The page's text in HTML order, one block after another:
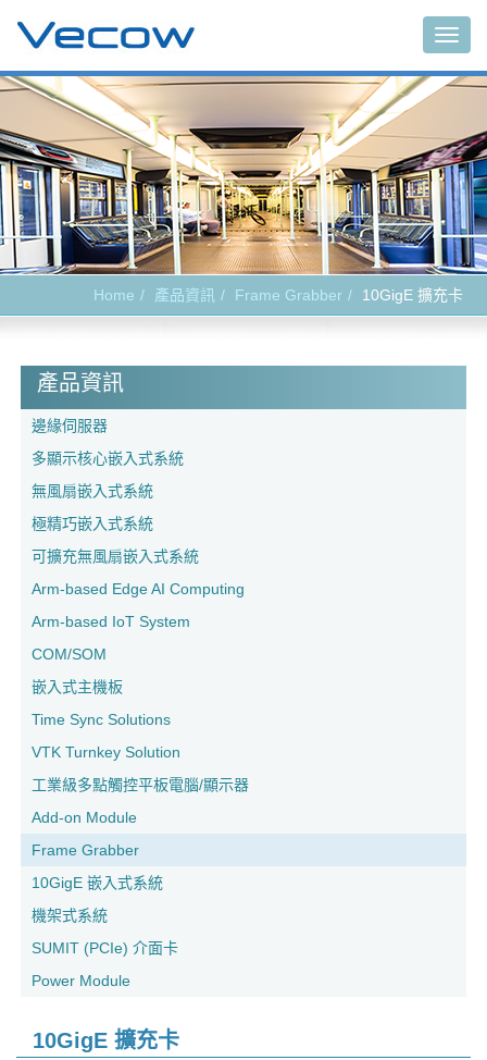
Home 產品資訊 Frame Grabber 10GigE 擴充卡
產品資訊
邊緣伺服器
多顯示核心嵌入式系統
無風扇嵌入式系統
極精巧嵌入式系統
可擴充無風扇嵌入式系統
Arm-based Edge AI Computing
Arm-based IoT System
COM/SOM
嵌入式主機板
Time Sync Solutions
VTK Turnkey Solution
工業級多點觸控平板電腦/顯示器
Add-on Module
Frame Grabber
10GigE 嵌入式系統
機架式系統
SUMIT (PCIe) 介面卡
Power Module
10GigE 擴充卡